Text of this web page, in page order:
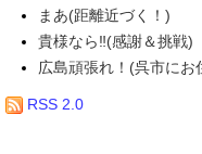
まあ(距離近づく！)
貴様なら‼(感謝＆挑戦)
広島頑張れ！(呉市にお
RSS 2.0